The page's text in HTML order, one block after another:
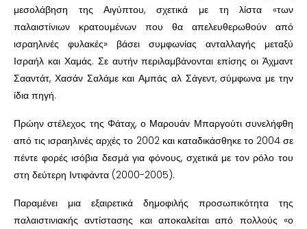
μεσολάβηση της Αιγύπτου, σχετικά με τη λίστα «των
παλαιστίνιων κρατουμένων που θα απελευθερωθούν από
ισραηλινές φυλακές» βάσει συμφωνίας ανταλλαγής μεταξύ
Ισραήλ και Χαμάς. Σε αυτήν περιλαμβάνονται επίσης οι Άχμαντ
Σααντάτ, Χασάν Σαλάμε και Αμπάς αλ Σάγεντ, σύμφωνα με την
ίδια πηγή.
Πρώην στέλεχος της Φάταχ, ο Μαρουάν Μπαργούτι συνελήφθη
από τις ισραηλινές αρχές το 2002 και καταδικάσθηκε το 2004 σε
πέντε φορές ισόβια δεσμά για φόνους, σχετικά με τον ρόλο του
στη δεύτερη Ιντιφάντα (2000-2005).
Παραμένει μια εξαιρετικά δημοφιλής προσωπικότητα της
παλαιστινιακής αντίστασης και αποκαλείται από πολλούς «ο